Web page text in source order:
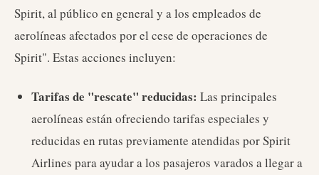
Spirit, al público en general y a los empleados de
aerolíneas afectados por el cese de operaciones de
Spirit". Estas acciones incluyen:
Tarifas de "rescate" reducidas: Las principales
aerolíneas están ofreciendo tarifas especiales y
reducidas en rutas previamente atendidas por Spirit
Airlines para ayudar a los pasajeros varados a llegar a